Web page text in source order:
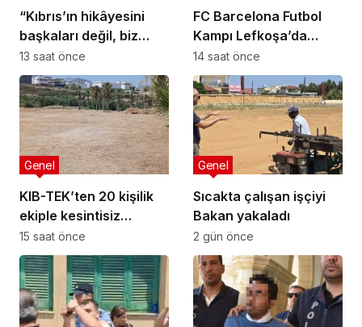
“Kıbrıs’ın hikâyesini
başkaları değil, biz
anlatmalıyız”
13 saat önce
FC Barcelona Futbol
Kampı Lefkoşa’da
Başlıyor
14 saat önce
KIB-TEK’ten 20 kişilik
ekiple kesintisiz
temizlik
Genel
15 saat önce
Sıcakta çalışan işçiyi
Bakan yakaladı
Genel
2 gün önce